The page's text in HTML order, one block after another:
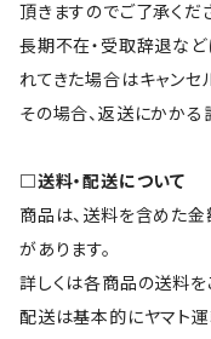
頂きますのでご了承くだ
長期不在・受取辞退な
れてきた場合はキャンセ
その場合、返送にかかる
□送料・配送について
商品は、送料を含めた
があります。
詳しくは各商品の送料を
配送は基本的にヤマト運